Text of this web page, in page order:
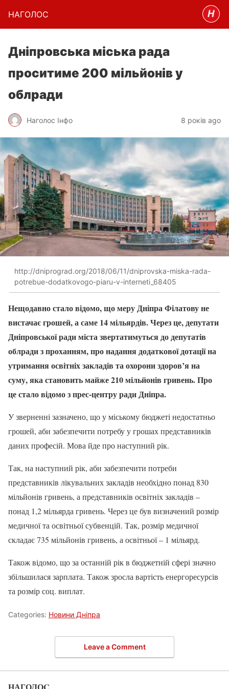
НАГОЛОC
Дніпровська міська рада
проситиме 200 мільйонів у
облради
Наголос Інфо 8 років ago
http://dniprograd.org/2018/06/11/dniprovska-miska-rada-
potrebue-dodatkovogo-piaru-v-interneti_68405
Нещодавно стало відомо, що меру Дніпра Філатову не
вистачає грошей, а саме 14 мільярдів. Через це, депутати
Дніпровської ради міста звертатимуться до депутатів
облради з проханням, про надання додаткової дотації на
утримання освітніх закладів та охорони здоров’я на
суму, яка становить майже 210 мільйонів гривень. Про
це стало відомо з прес-центру ради Дніпра.
У зверненні зазначено, що у міському бюджеті недостатньо
грошей, аби забезпечити потребу у грошах представників
даних професій. Мова йде про наступний рік.
Так, на наступний рік, аби забезпечити потреби
представників лікувальних закладів необхідно понад 830
мільйонів гривень, а представників освітніх закладів –
понад 1,2 мільярда гривень. Через це був визначений розмір
медичної та освітньої субвенцій. Так, розмір медичної
складає 735 мільйонів гривень, а освітньої – 1 мільярд.
Також відомо, що за останній рік в бюджетній сфері значно
збільшилася зарплата. Також зросла вартість енергоресурсів
та розмір соц. виплат.
Categories: Новини Дніпра
Leave a Comment
НАГОЛОC